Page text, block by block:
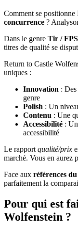
Comment se positionne
concurrence ?
Dans le genre Tir / FPS
titres de qualité se
Return to Castle
uniques :
Innovation :
genre
Polish : Un
Contenu : Une
Accessibilité :
accessibilité
Le rapport qualité/prix
marché. Vous en aurez
Face aux références
parfaitement la
Pour qui est
Wolfenstein ?